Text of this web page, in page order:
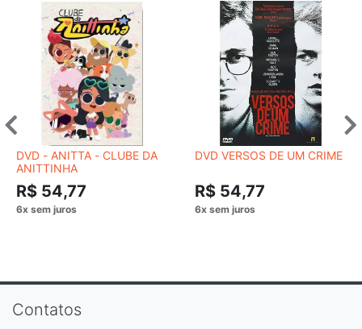
DVD - ANITTA - CLUBE DA
ANITTINHA
R$ 54,77
DVD VERSOS DE UM CRIME
R$ 54,77
Contatos